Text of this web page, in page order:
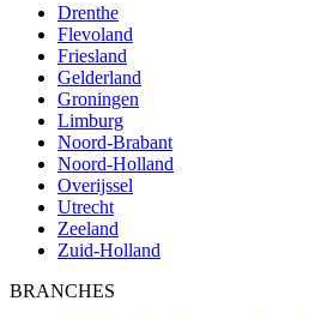
Drenthe
Flevoland
Friesland
Gelderland
Groningen
Limburg
Noord-Brabant
Noord-Holland
Overijssel
Utrecht
Zeeland
Zuid-Holland
BRANCHES